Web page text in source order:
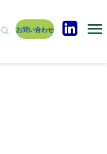
お問い合わせ